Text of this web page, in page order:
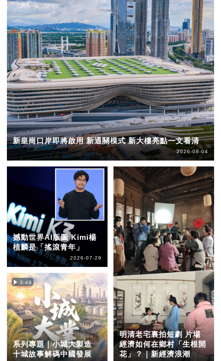
新皇崗口岸即將啟用 新通關模式 新大樓亮點一文看清
2026-08-04
撼動世界AI版圖 Kimi楊
植麟是「搖滾青年」
2026-07-29
3:49
系列專題｜小城大製造
十城故事解碼中國發展
明清老宅裏拍短劇 片場
經濟如何在鄉村「生根開
花」？｜新經濟浪潮